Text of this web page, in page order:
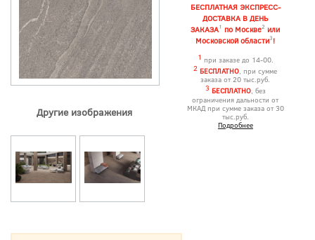
Другие изображения
БЕСПЛАТНАЯ ЭКСПРЕСС-
ДОСТАВКА В ДЕНЬ
ЗАКАЗА1 по Москве2 или
Московской области3!
1 при заказе до 14-00.
2 БЕСПЛАТНО, при сумме
заказа от 20 тыс.руб.
3 БЕСПЛАТНО, без
ограничения дальности от
МКАД при сумме заказа от 30
тыс.руб.
Подробнее